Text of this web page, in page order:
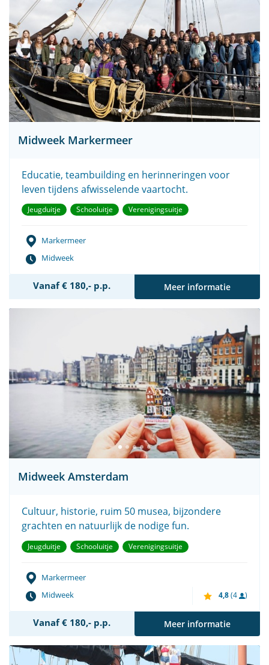
Midweek Markermeer
Educatie, teambuilding en herinneringen voor
leven tijdens afwisselende vaartocht.
Jeugduitje Schooluitje Verenigingsuitje
Markermeer
Midweek
Vanaf € 180,- p.p. Meer informatie
Midweek Amsterdam
Cultuur, historie, ruim 50 musea, bijzondere
grachten en natuurlijk de nodige fun.
Jeugduitje Schooluitje Verenigingsuitje
Markermeer
Midweek
4,8(4 )
Vanaf € 180,- p.p. Meer informatie